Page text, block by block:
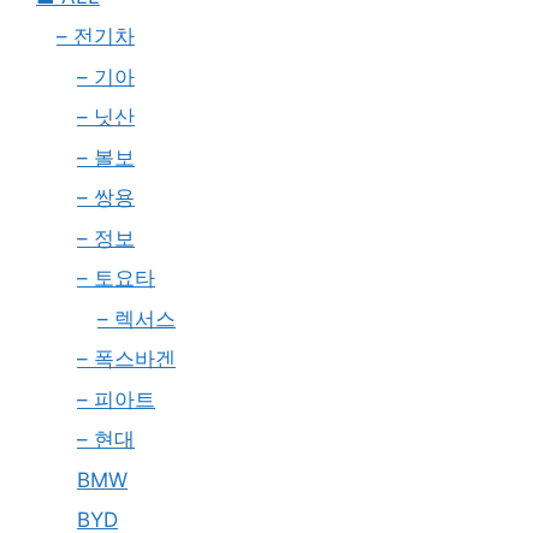
– 전기차
– 기아
– 닛산
– 볼보
– 쌍용
– 정보
– 토요타
– 렉서스
– 폭스바겐
– 피아트
– 현대
BMW
BYD